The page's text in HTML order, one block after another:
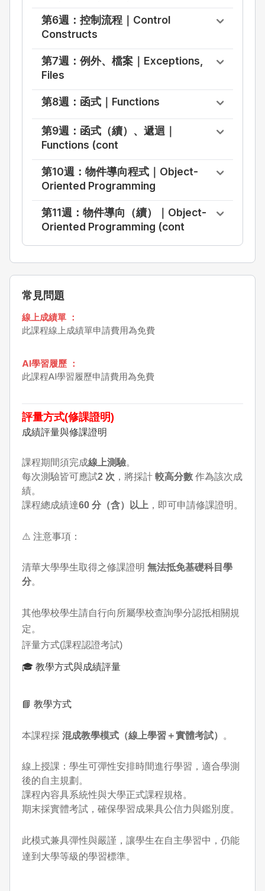
第6週：控制流程｜Control
Constructs
第7週：例外、檔案｜Exceptions,
Files
第8週：函式｜Functions
第9週：函式（續）、遞迴｜
Functions (cont
第10週：物件導向程式｜Object-
Oriented Programming
第11週：物件導向（續）｜Object-
Oriented Programming (cont
常見問題
線上成績單 ：
此課程線上成績單申請費用為免費
AI學習履歷 ：
此課程AI學習履歷申請費用為免費
評量方式(修課證明)
成績評量與修課證明
課程期間須完成線上測驗。
每次測驗皆可應試2 次 ，將採計 較高分數 作為該次成
績。
課程總成績達60 分（含）以上 ，即可申請修課證明。
⚠️ 注意事項：
清華大學學生取得之修課證明 無法抵免基礎科目學
分。
其他學校學生請自行向所屬學校查詢學分認抵相關規
定。
評量方式(課程認證考試)
🎓 教學方式與成績評量
📘 教學方式
本課程採 混成教學模式（線上學習＋實體考試） 。
線上授課：學生可彈性安排時間進行學習，適合學測
後的自主規劃。
課程內容具系統性與大學正式課程規格。
期末採實體考試，確保學習成果具公信力與鑑別度。
此模式兼具彈性與嚴謹，讓學生在自主學習中，仍能
達到大學等級的學習標準。